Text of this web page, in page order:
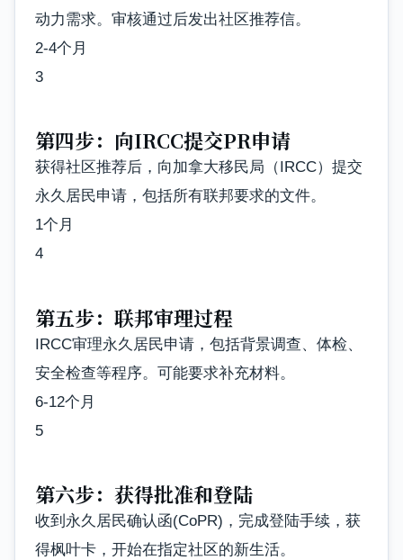
动力需求。审核通过后发出社区推荐信。
2-4个月
3
第四步：向IRCC提交PR申请
获得社区推荐后，向加拿大移民局（IRCC）提交
永久居民申请，包括所有联邦要求的文件。
1个月
4
第五步：联邦审理过程
IRCC审理永久居民申请，包括背景调查、体检、
安全检查等程序。可能要求补充材料。
6-12个月
5
第六步：获得批准和登陆
收到永久居民确认函(CoPR)，完成登陆手续，获
得枫叶卡，开始在指定社区的新生活。